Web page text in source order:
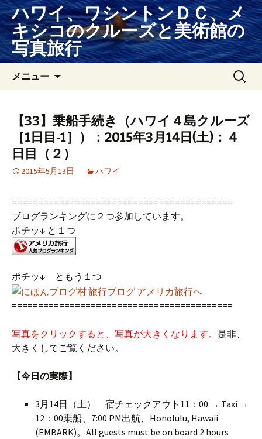
コ
ン
テ
ン
ツ
ス
ハワイ、ワシントンＤＣ、メ
キシコのクルーズと美術館の
写真旅行
メニュー
検
索:
【33】乗船手続き（ハワイ４島クルーズ
［1日目‐1］）：2015年3月14日(土)：４
日目（２）
2015年5月13日 ハワイ
==========================================
ブログランキングに２つ参加しています。
ポチッ↓ と１つ
ポチッ↓ ともう１つ
==========================================
写真をクリックすると、写真が大きくなります。 是非、
大きくしてご覧ください。
【今日の実際】
3月14日（土） 宿チェックアウト11：00 → Taxi →
12：00乗船、7:00 PM出航、Honolulu, Hawaii
(EMBARK)。All guests must be on board 2 hours